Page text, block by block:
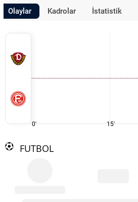
Olaylar Kadrolar İstatistik
0' 15'
FUTBOL